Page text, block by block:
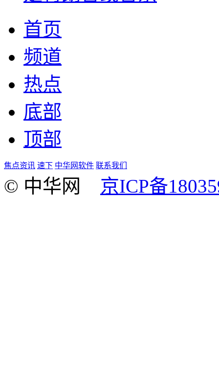
首页
频道
热点
底部
顶部
焦点资讯 速下 中华网软件 联系我们
© 中华网 京ICP备